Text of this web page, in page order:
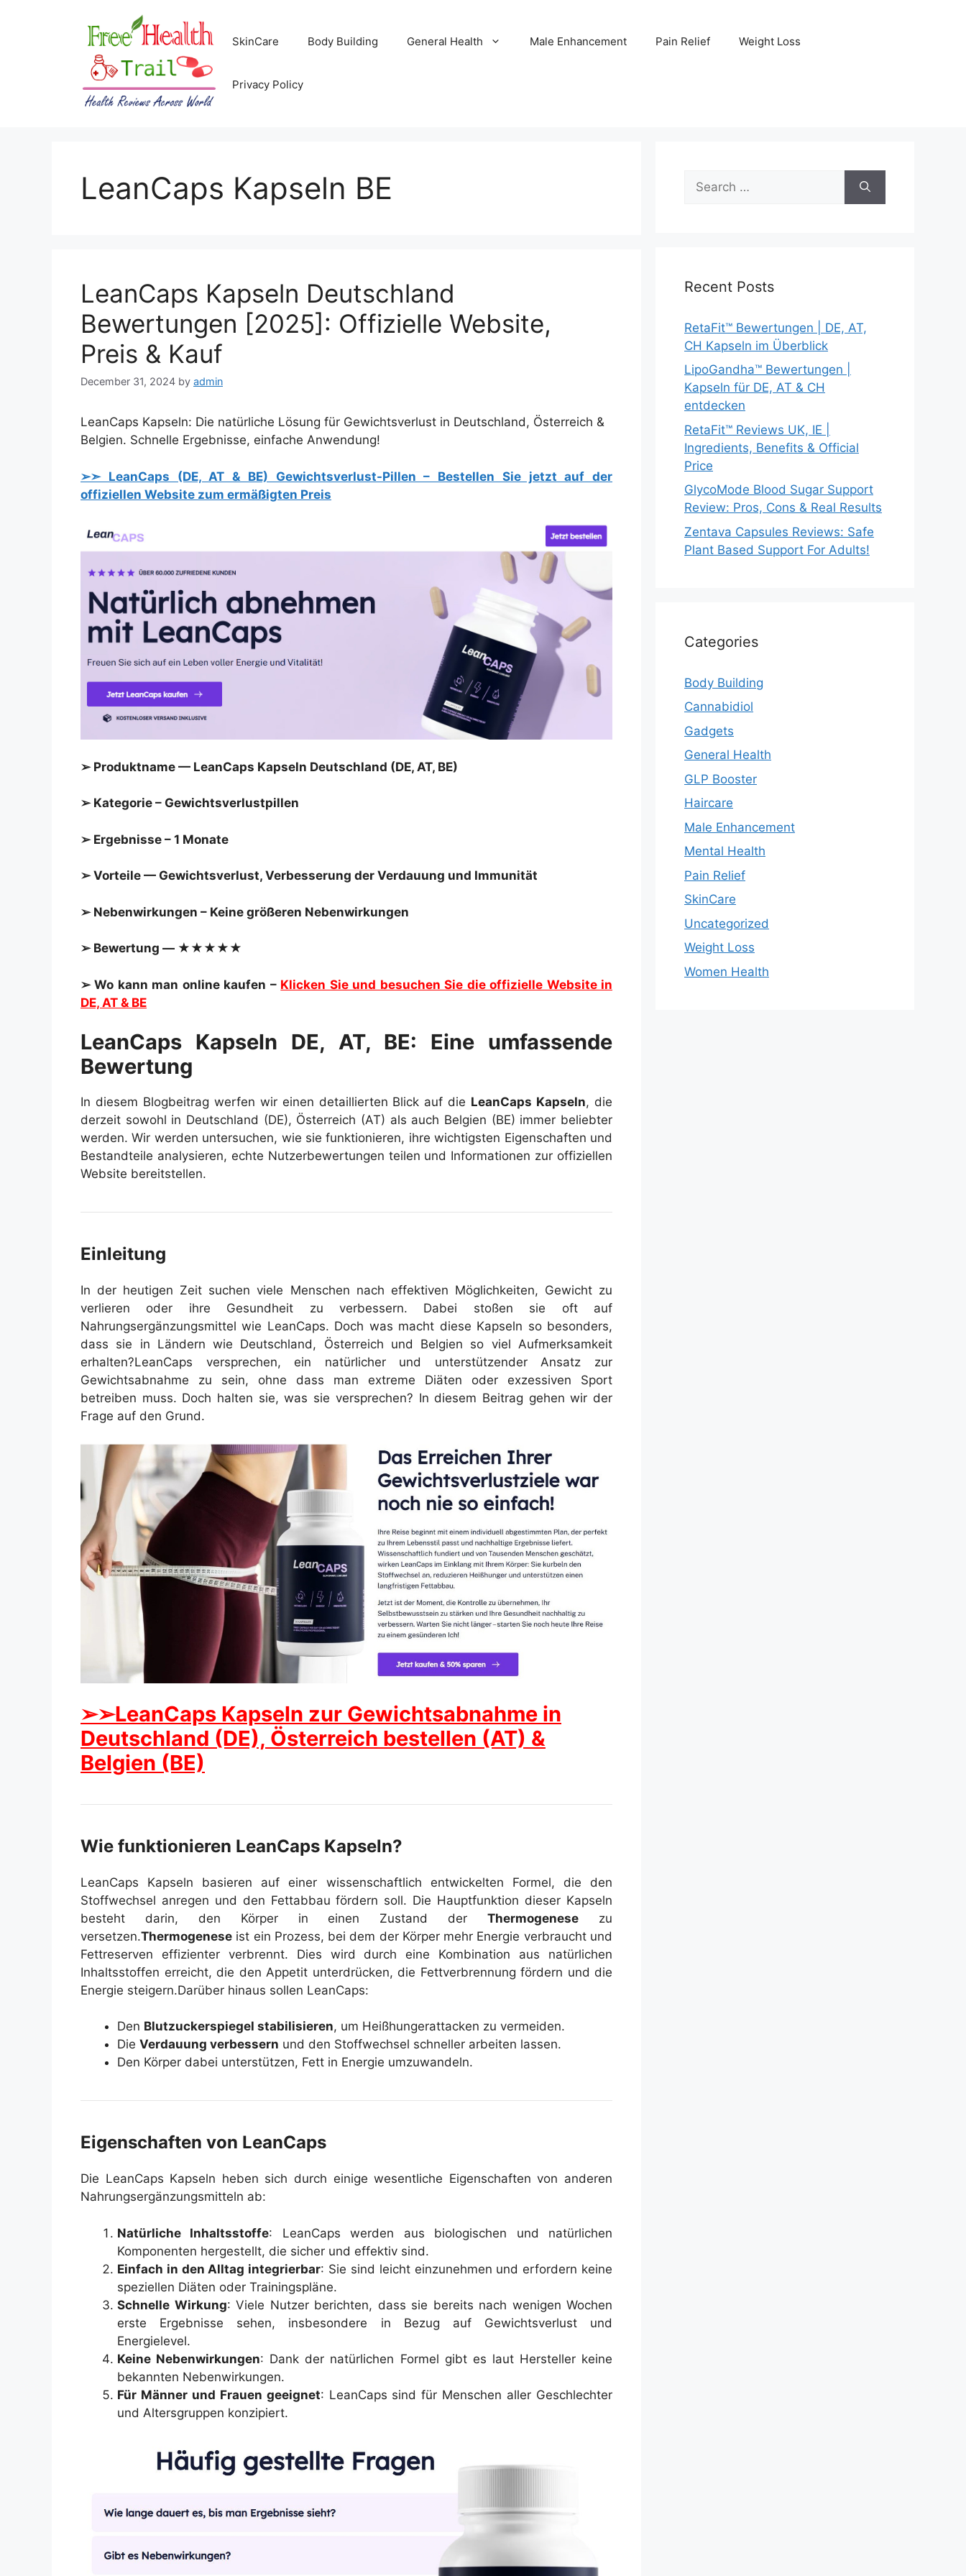
SkinCare Body Building General Health Male Enhancement Pain Relief Weight Loss
Privacy Policy
LeanCaps Kapseln BE
LeanCaps Kapseln Deutschland
Bewertungen [2025]: Offizielle Website,
Preis & Kauf
December 31, 2024 by admin
LeanCaps Kapseln: Die natürliche Lösung für Gewichtsverlust in Deutschland, Österreich &
Belgien. Schnelle Ergebnisse, einfache Anwendung!
➢➣ LeanCaps (DE, AT & BE) Gewichtsverlust-Pillen – Bestellen Sie jetzt auf der
offiziellen Website zum ermäßigten Preis
➢ Produktname — LeanCaps Kapseln Deutschland (DE, AT, BE)
➢ Kategorie – Gewichtsverlustpillen
➢ Ergebnisse – 1 Monate
➢ Vorteile — Gewichtsverlust, Verbesserung der Verdauung und Immunität
➢ Nebenwirkungen – Keine größeren Nebenwirkungen
➢ Bewertung — ★★★★★
➢ Wo kann man online kaufen – Klicken Sie und besuchen Sie die offizielle Website in
DE, AT & BE
LeanCaps Kapseln DE, AT, BE: Eine umfassende
Bewertung
In diesem Blogbeitrag werfen wir einen detaillierten Blick auf die LeanCaps Kapseln, die
derzeit sowohl in Deutschland (DE), Österreich (AT) als auch Belgien (BE) immer beliebter
werden. Wir werden untersuchen, wie sie funktionieren, ihre wichtigsten Eigenschaften und
Bestandteile analysieren, echte Nutzerbewertungen teilen und Informationen zur offiziellen
Website bereitstellen.
Einleitung
In der heutigen Zeit suchen viele Menschen nach effektiven Möglichkeiten, Gewicht zu
verlieren oder ihre Gesundheit zu verbessern. Dabei stoßen sie oft auf
Nahrungsergänzungsmittel wie LeanCaps. Doch was macht diese Kapseln so besonders,
dass sie in Ländern wie Deutschland, Österreich und Belgien so viel Aufmerksamkeit
erhalten?LeanCaps versprechen, ein natürlicher und unterstützender Ansatz zur
Gewichtsabnahme zu sein, ohne dass man extreme Diäten oder exzessiven Sport
betreiben muss. Doch halten sie, was sie versprechen? In diesem Beitrag gehen wir der
Frage auf den Grund.
➢➢LeanCaps Kapseln zur Gewichtsabnahme in
Deutschland (DE), Österreich bestellen (AT) &
Belgien (BE)
Wie funktionieren LeanCaps Kapseln?
LeanCaps Kapseln basieren auf einer wissenschaftlich entwickelten Formel, die den
Stoffwechsel anregen und den Fettabbau fördern soll. Die Hauptfunktion dieser Kapseln
besteht darin, den Körper in einen Zustand derThermogenese zu
versetzen.Thermogenese ist ein Prozess, bei dem der Körper mehr Energie verbraucht und
Fettreserven effizienter verbrennt. Dies wird durch eine Kombination aus natürlichen
Inhaltsstoffen erreicht, die den Appetit unterdrücken, die Fettverbrennung fördern und die
Energie steigern.Darüber hinaus sollen LeanCaps:
Den Blutzuckerspiegel stabilisieren, um Heißhungerattacken zu vermeiden.
Die Verdauung verbessern und den Stoffwechsel schneller arbeiten lassen.
Den Körper dabei unterstützen, Fett in Energie umzuwandeln.
Eigenschaften von LeanCaps
Die LeanCaps Kapseln heben sich durch einige wesentliche Eigenschaften von anderen
Nahrungsergänzungsmitteln ab:
Natürliche Inhaltsstoffe: LeanCaps werden aus biologischen und natürlichen
Komponenten hergestellt, die sicher und effektiv sind.
Einfach in den Alltag integrierbar: Sie sind leicht einzunehmen und erfordern keine
speziellen Diäten oder Trainingspläne.
Schnelle Wirkung: Viele Nutzer berichten, dass sie bereits nach wenigen Wochen
erste Ergebnisse sehen, insbesondere in Bezug auf Gewichtsverlust und
Energielevel.
Keine Nebenwirkungen: Dank der natürlichen Formel gibt es laut Hersteller keine
bekannten Nebenwirkungen.
Für Männer und Frauen geeignet: LeanCaps sind für Menschen aller Geschlechter
und Altersgruppen konzipiert.
for:
Recent Posts
RetaFit™ Bewertungen | DE, AT,
CH Kapseln im Überblick
LipoGandha™ Bewertungen |
Kapseln für DE, AT & CH
entdecken
RetaFit™ Reviews UK, IE |
Ingredients, Benefits & Official
Price
GlycoMode Blood Sugar Support
Review: Pros, Cons & Real Results
Zentava Capsules Reviews: Safe
Plant Based Support For Adults!
Categories
Body Building
Cannabidiol
Gadgets
General Health
GLP Booster
Haircare
Male Enhancement
Mental Health
Pain Relief
SkinCare
Uncategorized
Weight Loss
Women Health